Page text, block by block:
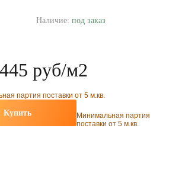
Наличие: под заказ
руб/м2
партия поставки от 5 м.кв.
Купить
Минимальная партия
поставки от 5 м.кв.